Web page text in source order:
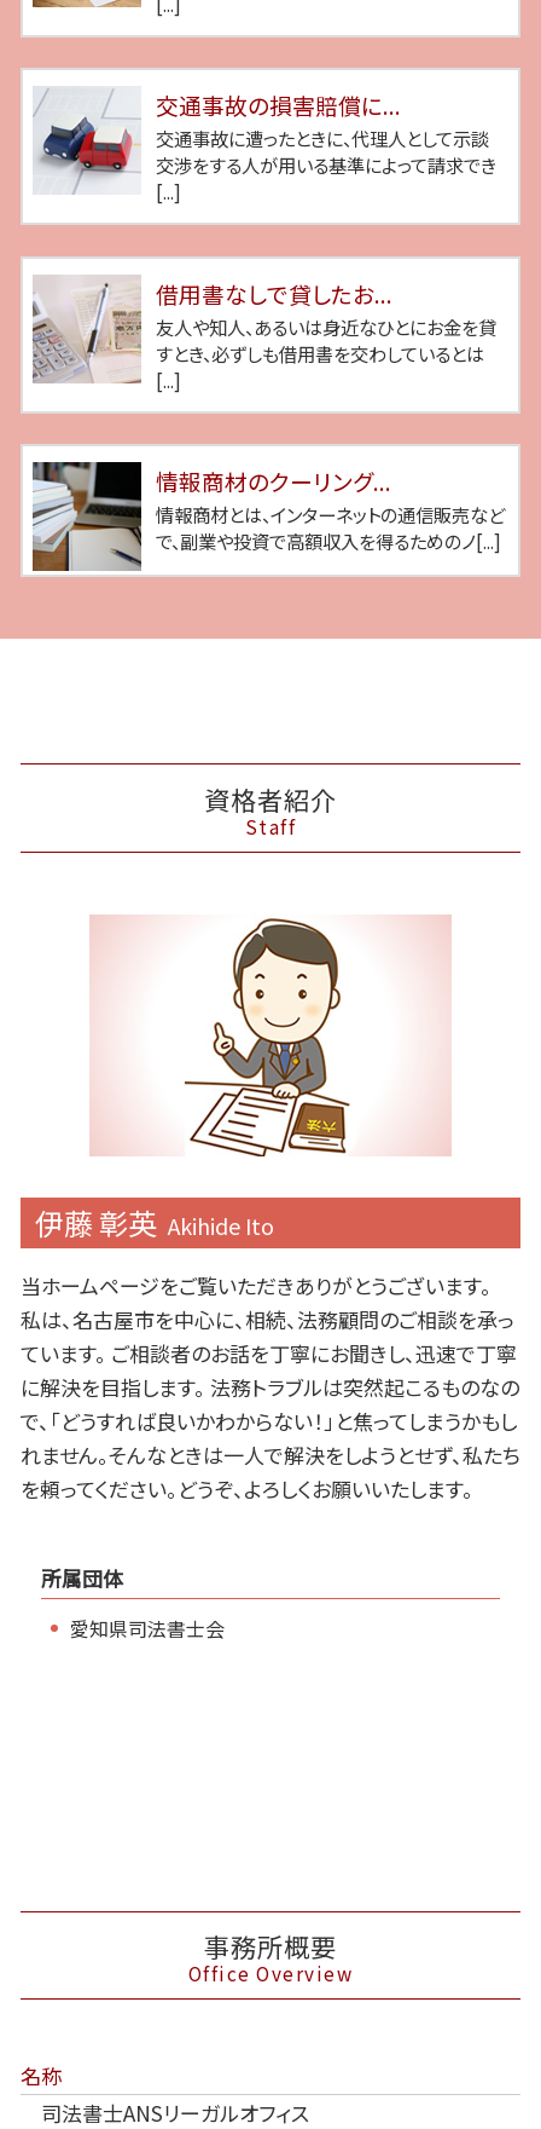
交通事故の損害賠償に...
交通事故に遭ったときに、代理人として示談
交渉をする人が用いる基準によって請求でき
[...]
借用書なしで貸したお...
友人や知人、あるいは身近なひとにお金を貸
すとき、必ずしも借用書を交わしているとは
[...]
情報商材のクーリング...
情報商材とは、インターネットの通信販売など
で、副業や投資で高額収入を得るためのノ[...]
資格者紹介
Staff
伊藤 彰英 Akihide Ito
当ホームページをご覧いただきありがとうございます。
私は、名古屋市を中心に、相続、法務顧問のご相談を承っ
ています。 ご相談者のお話を丁寧にお聞きし、迅速で丁寧
に解決を目指します。 法務トラブルは突然起こるものなの
で、「どうすれば良いかわからない！」と焦ってしまうかもし
れません。そんなときは一人で解決をしようとせず、私たち
を頼ってください。どうぞ、よろしくお願いいたします。
所属団体
愛知県司法書士会
事務所概要
Office Overview
名称
司法書士ANSリーガルオフィス